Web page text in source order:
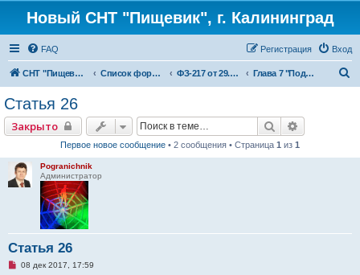
Новый СНТ "Пищевик", г. Калининград
FAQ Вход
Регистрация
СНТ "Пищевик" - возвращение на Главную страницу Список форумов ФЗ-217 от 29.07.2017 г. "О ведении гражданами садоводства для собственных нужд и о внесении изменений в отдельные законодательные акты Российской Федерации" Глава 7 "Поддержка органами государственной власти и органами местного самоуправления ведения садоводства и огородничества"
Статья 26
Закрыто Поиск
Первое новое сообщение • 2 сообщения • Страница 1 из 1
Pogranichnik
Администратор
Статья 26
Н08 дек 2017, 17:59